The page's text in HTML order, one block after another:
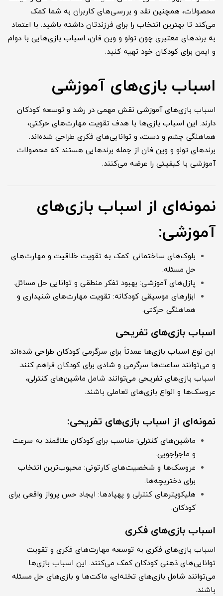
محصولات، همچنین نقد و بررسی‌های کاربران به شما کمک
می‌کند تا بهترین انتخاب را برای فرزندتان داشته باشید. با اعتماد
به برندهای معتبری چون تولو و وین فان، اسباب بازی‌هایی با دوام
و ایمن برای کودکان خود تهیه کنید.
اسباب بازی‌های آموزشی
اسباب بازی‌های آموزشی نقش مهمی در رشد و توسعه کودکان
دارند. این اسباب بازی‌ها با هدف تقویت مهارت‌های حرکتی،
هماهنگی چشم و دست، و توانایی‌های فکری طراحی شده‌اند.
برندهای تولو و وین فان از جمله برندهایی هستند که محصولات
آموزشی با کیفیتی را عرضه می‌کنند.
نمونه‌ای از اسباب بازی‌های
آموزشی:
بلوک‌های ساختمانی: کمک به تقویت خلاقیت و مهارت‌های
حل مسئله.
پازل‌های آموزشی: بهبود تفکر منطقی و توانایی حل مسائل.
ابزارهای موسیقی کودکانه: تقویت مهارت‌های شنیداری و
هماهنگی حرکتی.
اسباب بازی‌های تفریحی
این نوع اسباب بازی‌ها عمدتاً برای سرگرمی کودکان طراحی شده‌اند
و می‌توانند ساعت‌ها سرگرمی و شادی برای کودکان فراهم کنند.
اسباب بازی‌های تفریحی می‌توانند شامل ماشین‌های کنترلی،
عروسک‌ها و انواع بازی‌های تعاملی باشند.
نمونه‌ای از اسباب بازی‌های تفریحی:
ماشین‌های کنترلی: مناسب برای کودکان علاقمند به سرعت
و ماجراجویی.
عروسک‌ها و شخصیت‌های کارتونی: محبوب‌ترین انتخاب
برای دختربچه‌ها.
هلیکوپترهای کنترلی و پهپادها: ایجاد حس پرواز واقعی برای
کودکان.
اسباب بازی‌های فکری
اسباب بازی‌های فکری به توسعه مهارت‌های فکری و تقویت
توانایی‌های ذهنی کودکان کمک می‌کنند. این اسباب بازی‌ها
می‌توانند شامل بازی‌های تخته‌ای، ماکت‌ها و بازی‌های حل مسئله
باشند.